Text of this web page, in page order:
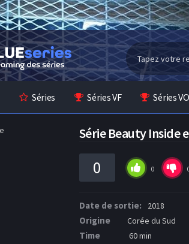
Séries Séries VF Séries
Série Beauty Inside
0 0
Date de sortie: 2018
Origine Corée du Sud
Time 60 min